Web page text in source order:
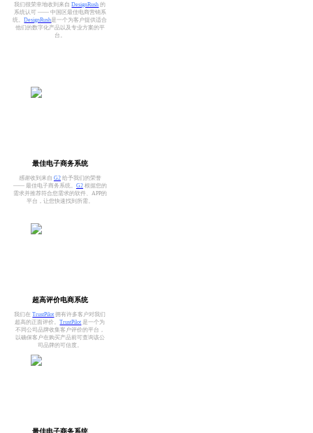
我们很荣幸地收到来自DesignRush 的
系统认可 —— 中国区最佳电商营销系
统。DesignRush是一个为客户提供适合
他们的数字化产品以及专业方案的平
台。
最佳电子商务系统
感谢收到来自 G2给予我们的荣誉
—— 最佳电子商务系统。 G2根据您的
需求并推荐符合您需求的软件、APP的
平台，让您快速找到所需。
超高评价电商系统
我们在TrustPilot 拥有许多客户对我们
超高的正面评价。TrustPilot 是一个为
不同公司品牌收集客户评价的平台，
以确保客户在购买产品前可查询该公
司品牌的可信度。
最佳电子商务系统